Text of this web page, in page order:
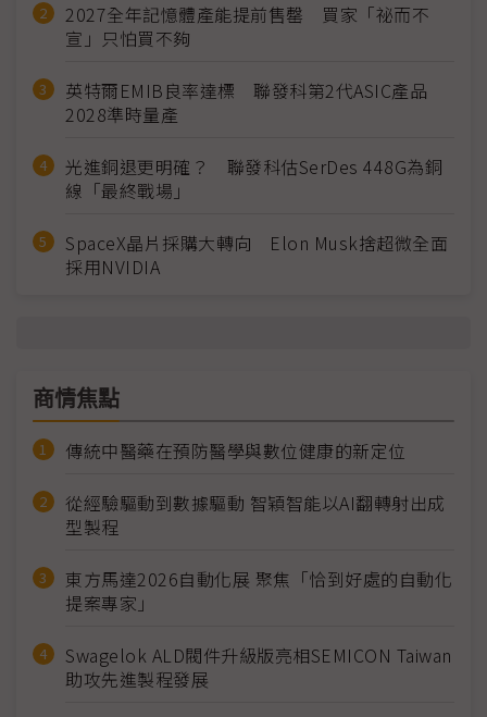
2027全年記憶體產能提前售罄 買家「祕而不
宣」只怕買不夠
英特爾EMIB良率達標 聯發科第2代ASIC產品
2028準時量產
光進銅退更明確？ 聯發科估SerDes 448G為銅
線「最終戰場」
SpaceX晶片採購大轉向 Elon Musk捨超微全面
採用NVIDIA
商情焦點
傳統中醫藥在預防醫學與數位健康的新定位
從經驗驅動到數據驅動 智穎智能以AI翻轉射出成
型製程
東方馬達2026自動化展 聚焦「恰到好處的自動化
提案專家」
Swagelok ALD閥件升級版亮相SEMICON Taiwan
助攻先進製程發展